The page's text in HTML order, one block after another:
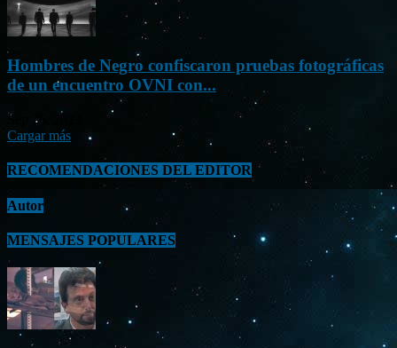
Hombres de Negro confiscaron pruebas fotográficas
de un encuentro OVNI con...
Sep 26, 2023
Cargar más
RECOMENDACIONES DEL EDITOR
Autor
MENSAJES POPULARES